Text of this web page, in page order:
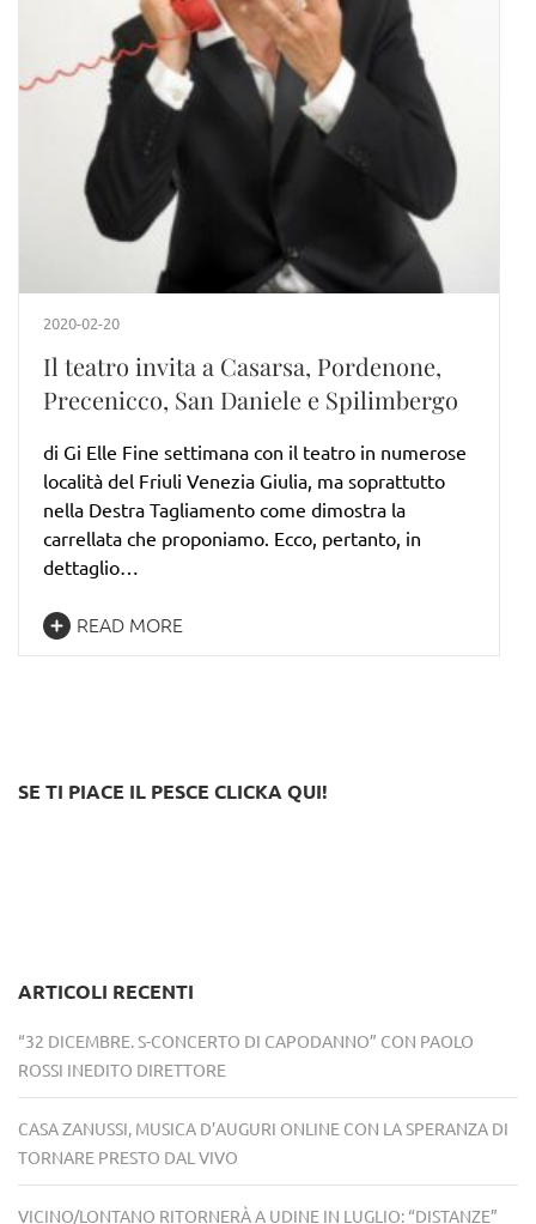
2020-02-20
Il teatro invita a Casarsa, Pordenone,
Precenicco, San Daniele e Spilimbergo
di Gi Elle Fine settimana con il teatro in numerose
località del Friuli Venezia Giulia, ma soprattutto
nella Destra Tagliamento come dimostra la
carrellata che proponiamo. Ecco, pertanto, in
dettaglio…
READ MORE
SE TI PIACE IL PESCE CLICKA QUI!
ARTICOLI RECENTI
“32 DICEMBRE. S-CONCERTO DI CAPODANNO” CON PAOLO
ROSSI INEDITO DIRETTORE
CASA ZANUSSI, MUSICA D’AUGURI ONLINE CON LA SPERANZA DI
TORNARE PRESTO DAL VIVO
VICINO/LONTANO RITORNERÀ A UDINE IN LUGLIO: “DISTANZE”